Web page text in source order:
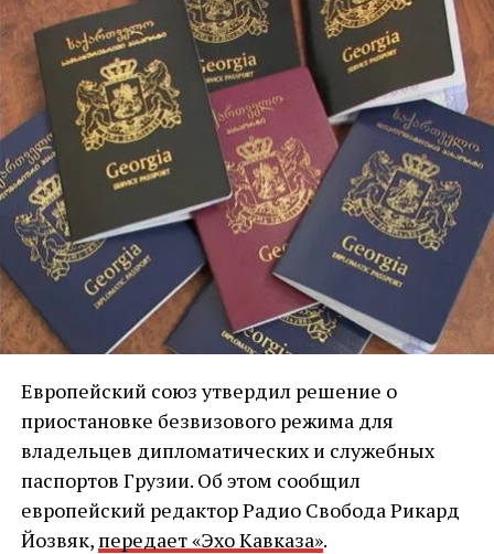
Европейский союз утвердил решение о
приостановке безвизового режима для
владельцев дипломатических и служебных
паспортов Грузии. Об этом сообщил
европейский редактор Радио Свобода Рикард
Йозвяк, передает «Эхо Кавказа».